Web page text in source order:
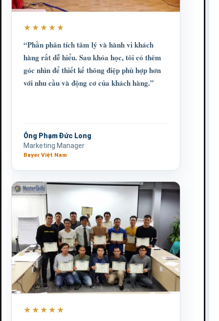
★★★★★
“Phần phân tích tâm lý và hành vi khách
hàng rất dễ hiểu. Sau khóa học, tôi có thêm
góc nhìn để thiết kế thông điệp phù hợp hơn
với nhu cầu và động cơ của khách hàng.”
Ông Phạm Đức Long
Marketing Manager
Bayer Việt Nam
★★★★★